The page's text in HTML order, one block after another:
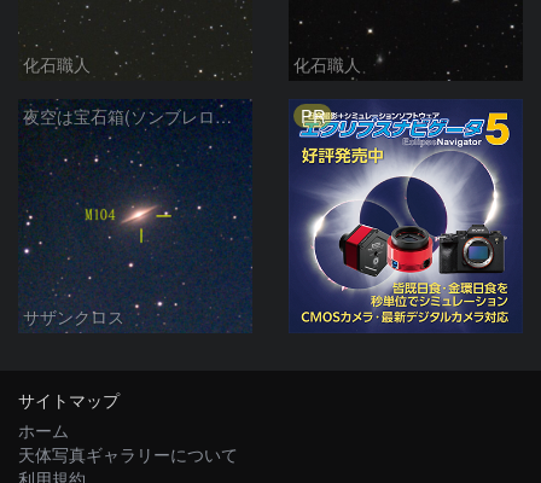
化石職人 化石職人
夜空は宝石箱(ソンブレロ銀河 M104) Seestar50
サザンクロス
PR
サイトマップ
ホーム
天体写真ギャラリーについて